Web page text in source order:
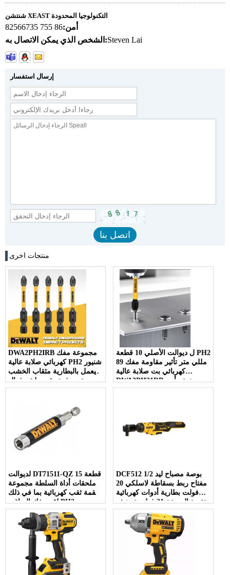
شنتشن XEAST التكنولوجيا المحدودة
أمن:86 755 82566735
الشخص الذي يمكن الاتصال به:Steven Lai
إرسال استفسار
منتجات اخرى
DWA2PH2IRB مجموعة مفك
كهربائي صلابة عالية PH2 شنيور
يعمل بالبطارية مثقاب الخشب
عبر دفعة رئيس لشد فعال
ل ديوالت الأصلي 10 قطعة PH2
89 مللي متر تأثير مقاومة مفك
كهربائي بت صلابة عالية
DWA3PH21RB مع نوع رأس
فيليبس
لديوالت DT71511-QZ 15 قطعة
ملحقات أداة السلطة مجموعة
لقمة ثقب كهربائية بما في ذلك
لقم مفك البراغي PH2
للاستخدام المريح
DCF512 1/2 بوصة مصباح ليد
مفتاح ربط بسقاطة لاسلكي 20
فولت بطارية أدوات كهربائية
متغيرة السرعة 21 فولت تصنيف
مفتاح ربط كهربائي بدون فرش